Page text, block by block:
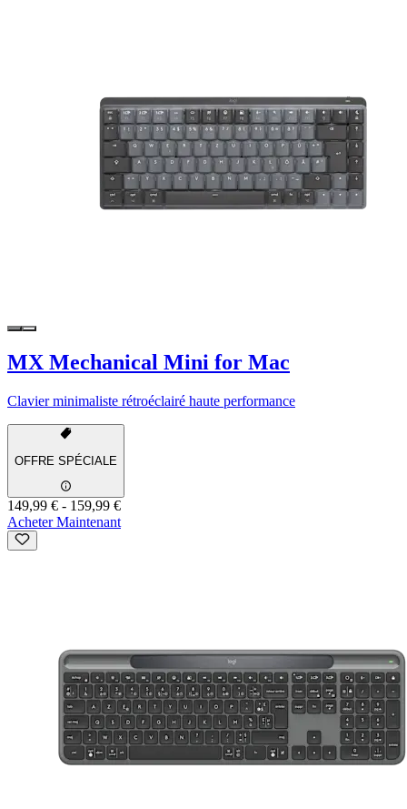
MX Mechanical Mini for Mac
Clavier minimaliste rétroéclairé haute performance
OFFRE SPÉCIALE
149,99 € - 159,99 €
Acheter Maintenant